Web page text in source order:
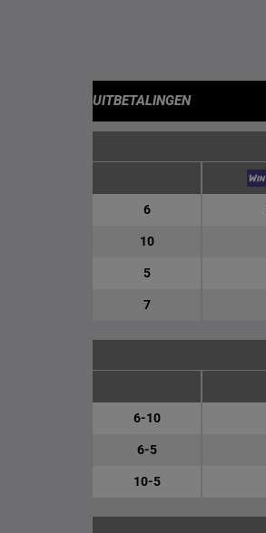
UITBETALINGEN
6
10
5
7
6-10
6-5
10-5